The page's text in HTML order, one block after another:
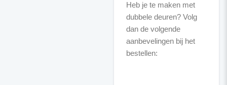
Heb je te maken met
dubbele deuren? Volg
dan de volgende
aanbevelingen bij het
bestellen: